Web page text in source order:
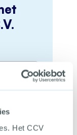
Het CCV